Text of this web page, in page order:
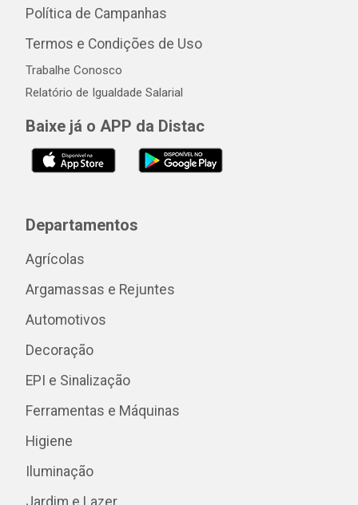
Política de Campanhas
Termos e Condições de Uso
Trabalhe Conosco
Relatório de Igualdade Salarial
Baixe já o APP da Distac
Departamentos
Agrícolas
Argamassas e Rejuntes
Automotivos
Decoração
EPI e Sinalização
Ferramentas e Máquinas
Higiene
Iluminação
Jardim e Lazer